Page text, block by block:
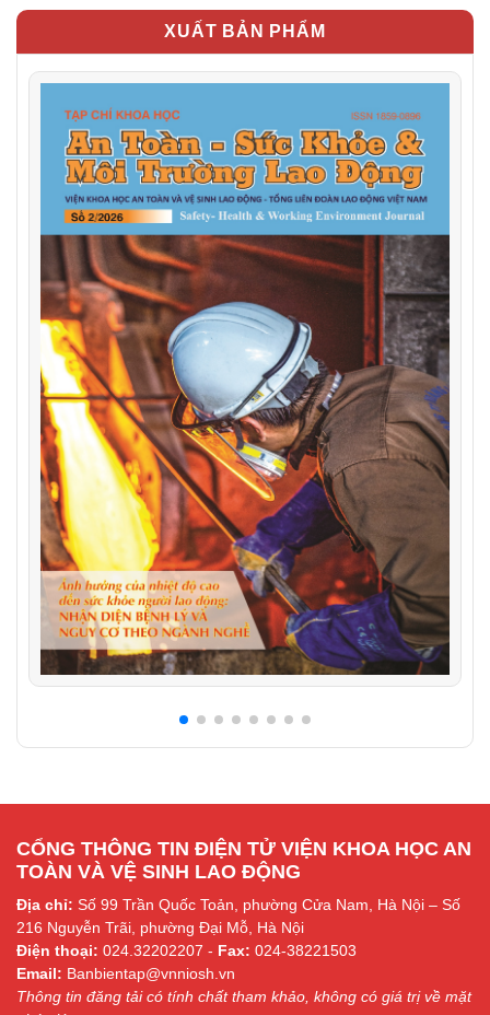
XUẤT BẢN PHẨM
CỔNG THÔNG TIN ĐIỆN TỬ VIỆN KHOA HỌC AN
TOÀN VÀ VỆ SINH LAO ĐỘNG
Địa chỉ: Số 99 Trần Quốc Toản, phường Cửa Nam, Hà Nội – Số
216 Nguyễn Trãi, phường Đại Mỗ, Hà Nội
Điện thoại: 024.32202207 - Fax: 024-38221503
Email: Banbientap@vnniosh.vn
Thông tin đăng tải có tính chất tham khảo, không có giá trị về mặt